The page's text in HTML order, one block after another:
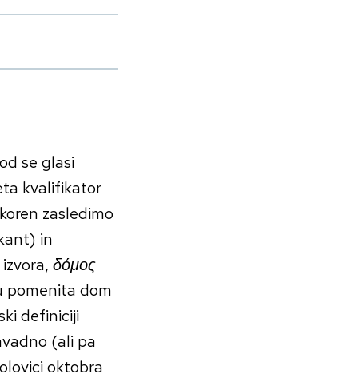
se glasi
kvalifikator
zasledimo
in
δόμος
pomenita dom
definiciji
(ali pa
oktobra